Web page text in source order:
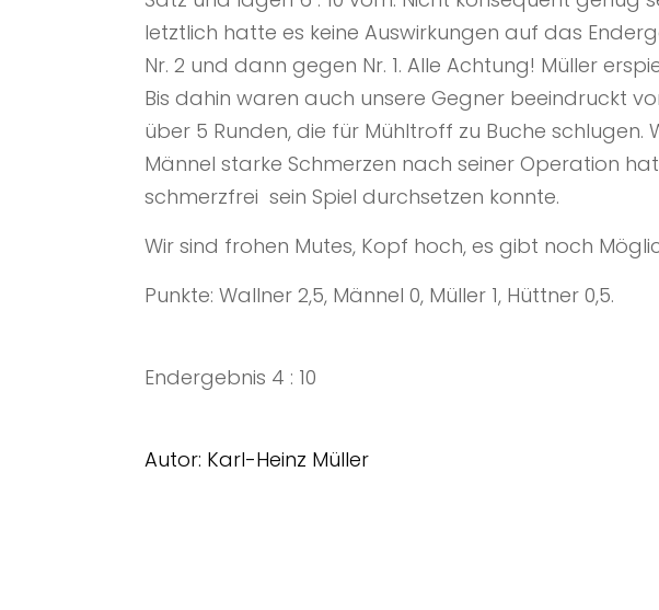
letztlich hatte es keine Auswirkungen auf das
Nr. 2 und dann gegen Nr. 1. Alle Achtung! Müller
Bis dahin waren auch unsere Gegner beeindruckt
über 5 Runden, die für Mühltroff zu Buche
Männel starke Schmerzen nach seiner Operation
schmerzfrei sein Spiel durchsetzen konnte.
Wir sind frohen Mutes, Kopf hoch, es gibt noch
Punkte: Wallner 2,5, Männel 0, Müller 1, Hüttner 0,5.
Endergebnis 4 : 10
Autor: Karl-Heinz Müller